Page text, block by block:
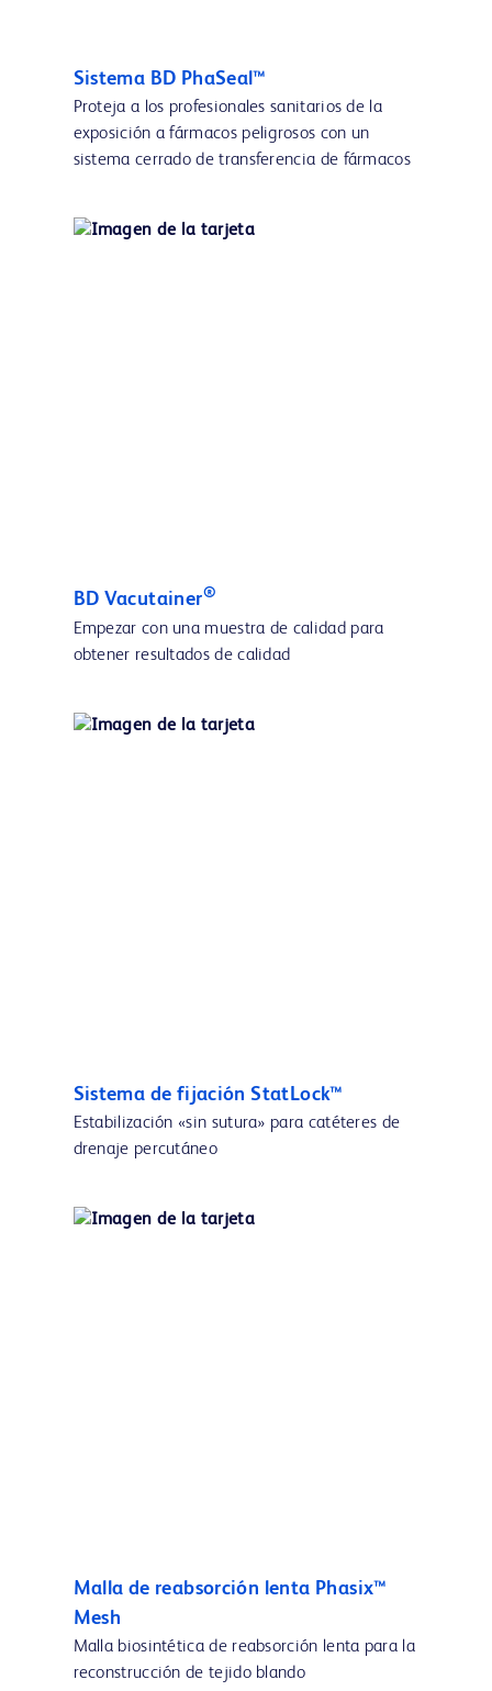
Sistema BD PhaSeal™
Proteja a los profesionales sanitarios de la
exposición a fármacos peligrosos con un
sistema cerrado de transferencia de fármacos
BD Vacutainer®
Empezar con una muestra de calidad para
obtener resultados de calidad
Sistema de fijación StatLock™
Estabilización «sin sutura» para catéteres de
drenaje percutáneo
Malla de reabsorción lenta Phasix™
Mesh
Malla biosintética de reabsorción lenta para la
reconstrucción de tejido blando